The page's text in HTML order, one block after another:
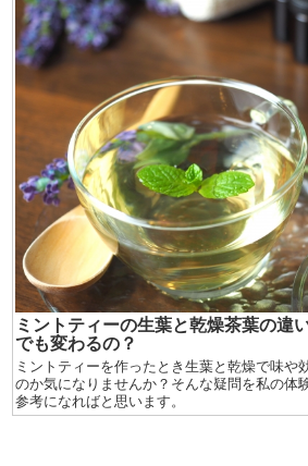
ミントティーの生葉と乾燥茶葉の違
でも変わるの？
ミントティーを作ったとき生葉と乾燥で味や
のか気になりませんか？そんな疑問を私の体
参考になればと思います。